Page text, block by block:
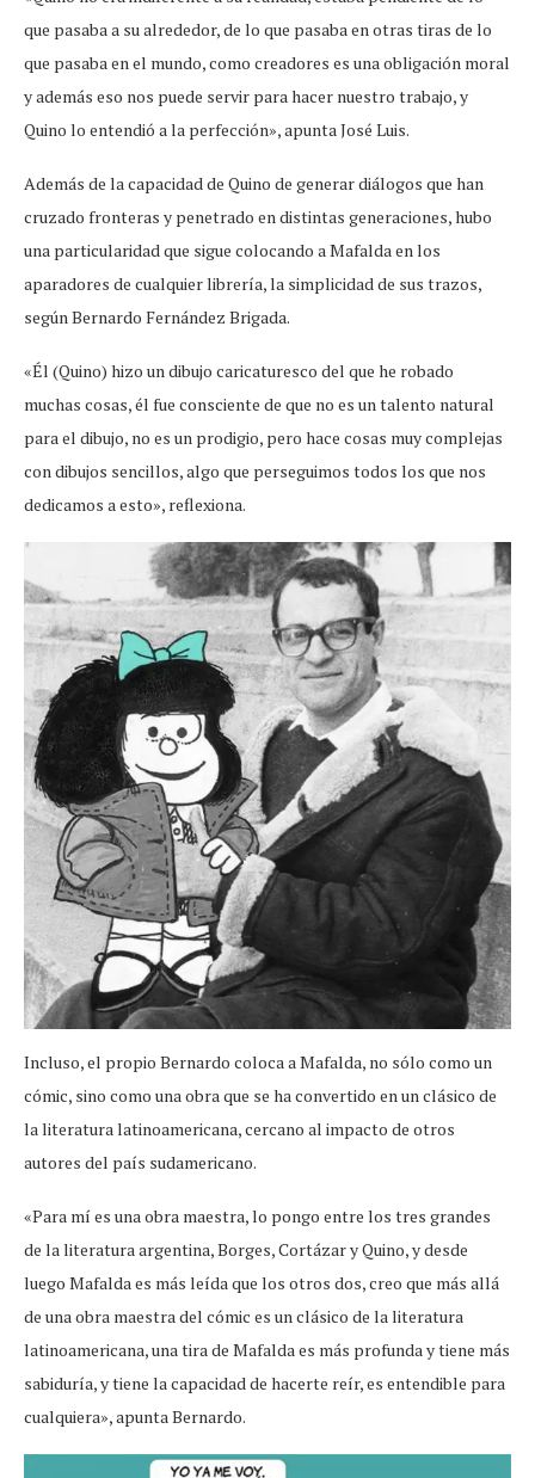
que pasaba a su alrededor, de lo que pasaba en otras tiras de lo
que pasaba en el mundo, como creadores es una obligación moral
y además eso nos puede servir para hacer nuestro trabajo, y
Quino lo entendió a la perfección», apunta José Luis.
Además de la capacidad de Quino de generar diálogos que han
cruzado fronteras y penetrado en distintas generaciones, hubo
una particularidad que sigue colocando a Mafalda en los
aparadores de cualquier librería, la simplicidad de sus trazos,
según Bernardo Fernández Brigada.
«Él (Quino) hizo un dibujo caricaturesco del que he robado
muchas cosas, él fue consciente de que no es un talento natural
para el dibujo, no es un prodigio, pero hace cosas muy complejas
con dibujos sencillos, algo que perseguimos todos los que nos
dedicamos a esto», reflexiona.
Incluso, el propio Bernardo coloca a Mafalda, no sólo como un
cómic, sino como una obra que se ha convertido en un clásico de
la literatura latinoamericana, cercano al impacto de otros
autores del país sudamericano.
«Para mí es una obra maestra, lo pongo entre los tres grandes
de la literatura argentina, Borges, Cortázar y Quino, y desde
luego Mafalda es más leída que los otros dos, creo que más allá
de una obra maestra del cómic es un clásico de la literatura
latinoamericana, una tira de Mafalda es más profunda y tiene más
sabiduría, y tiene la capacidad de hacerte reír, es entendible para
cualquiera», apunta Bernardo.